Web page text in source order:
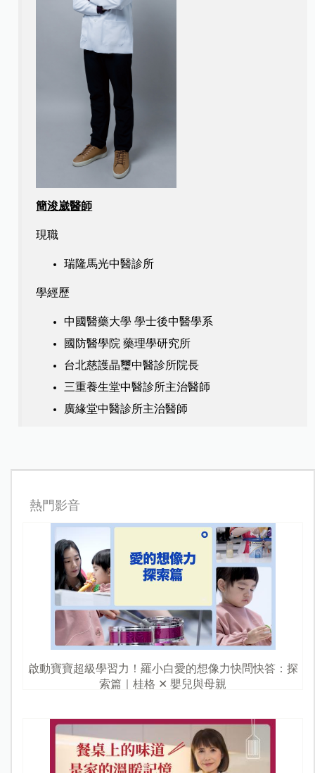
簡浚崴醫師
現職
瑞隆馬光中醫診所
學經歷
中國醫藥大學 學士後中醫學系
國防醫學院 藥理學研究所
台北慈護晶璽中醫診所院長
三重養生堂中醫診所主治醫師
廣緣堂中醫診所主治醫師​
熱門影音
啟動寶寶超級學習力！羅小白愛的想像力快問快答：探
索篇｜桂格 ✕ 嬰兒與母親